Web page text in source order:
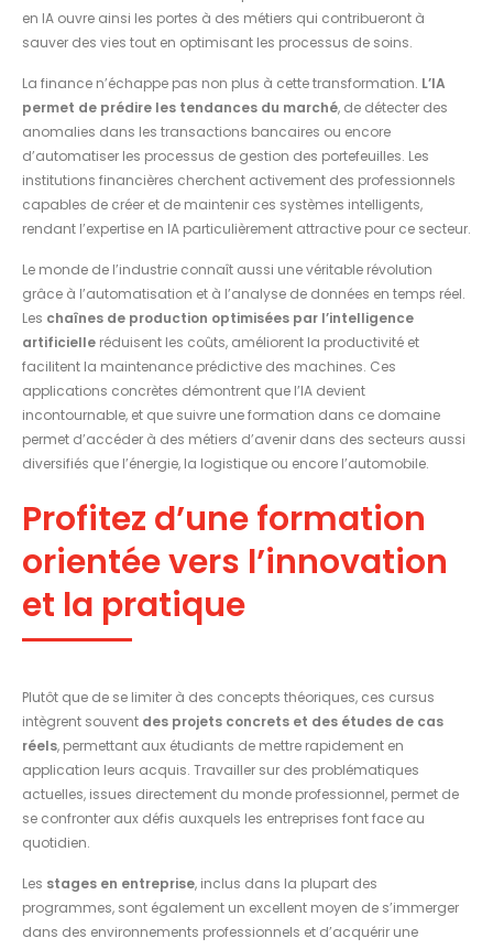
en IA ouvre ainsi les portes à des métiers qui contribueront à
sauver des vies tout en optimisant les processus de soins.
La finance n’échappe pas non plus à cette transformation. L’IA
permet de prédire les tendances du marché, de détecter des
anomalies dans les transactions bancaires ou encore
d’automatiser les processus de gestion des portefeuilles. Les
institutions financières cherchent activement des professionnels
capables de créer et de maintenir ces systèmes intelligents,
rendant l’expertise en IA particulièrement attractive pour ce secteur.
Le monde de l’industrie connaît aussi une véritable révolution
grâce à l’automatisation et à l’analyse de données en temps réel.
Les chaînes de production optimisées par l’intelligence
artificielle réduisent les coûts, améliorent la productivité et
facilitent la maintenance prédictive des machines. Ces
applications concrètes démontrent que l’IA devient
incontournable, et que suivre une formation dans ce domaine
permet d’accéder à des métiers d’avenir dans des secteurs aussi
diversifiés que l’énergie, la logistique ou encore l’automobile.
Profitez d’une formation
orientée vers l’innovation
et la pratique
Plutôt que de se limiter à des concepts théoriques, ces cursus
intègrent souvent des projets concrets et des études de cas
réels, permettant aux étudiants de mettre rapidement en
application leurs acquis. Travailler sur des problématiques
actuelles, issues directement du monde professionnel, permet de
se confronter aux défis auxquels les entreprises font face au
quotidien.
Les stages en entreprise, inclus dans la plupart des
programmes, sont également un excellent moyen de s’immerger
dans des environnements professionnels et d’acquérir une